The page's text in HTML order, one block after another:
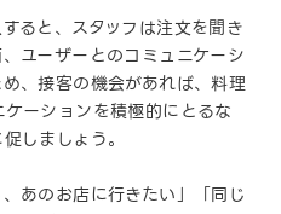
ると、スタッフは注文を聞き
ユーザーとのコミュニケーシ
、接客の機会があれば、料理
ーションを積極的にとるな
しましょう。
あのお店に行きたい」「同じ